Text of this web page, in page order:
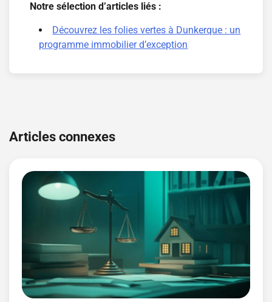
Notre sélection d’articles liés :
Découvrez les folies vertes à Dunkerque : un
programme immobilier d’exception
de
Articles connexes